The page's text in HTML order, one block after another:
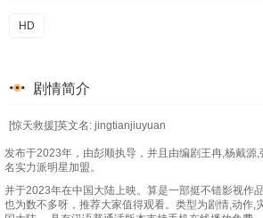
HD
剧情简介
[惊天救援]英文名: jingtianjiuyuan
发布于2023年，由彭顺执导，并且由编剧王冉,杨戴源
名实力派明星加盟。
并于2023年在中国大陆上映。算是一部挺不错影视作
也为数不多呀，推荐大家值得观看。类型为剧情,动作,